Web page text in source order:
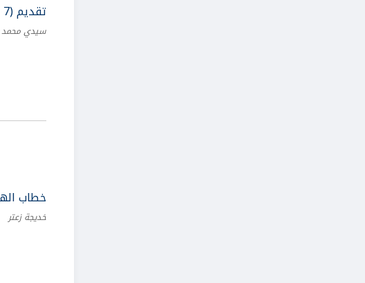
تقديم (7 - 12)
سيدي محمد
خطاب
خديجة زعتر